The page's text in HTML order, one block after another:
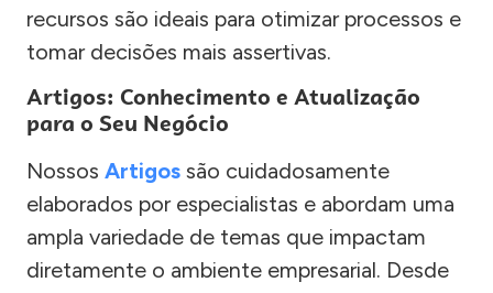
recursos são ideais para otimizar processos e
tomar decisões mais assertivas.
Artigos: Conhecimento e Atualização
para o Seu Negócio
Nossos Artigos são cuidadosamente
elaborados por especialistas e abordam uma
ampla variedade de temas que impactam
diretamente o ambiente empresarial. Desde